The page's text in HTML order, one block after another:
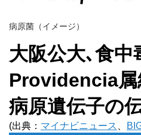
病原菌（イメージ）
大阪公大､食中
Providencia属
病原遺伝子の
(出典： マイナビニュース